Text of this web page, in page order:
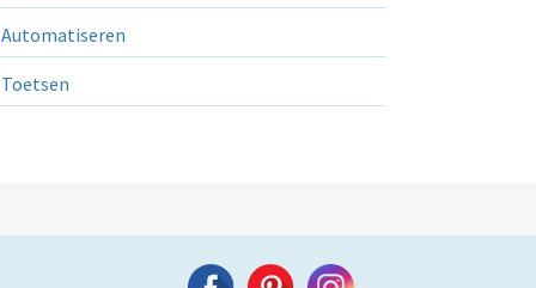
Automatiseren
Toetsen